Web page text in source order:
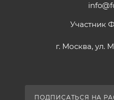
Участник
г. Москва, ул.
ПОДПИСАТЬСЯ НА